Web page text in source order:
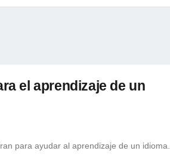
el aprendizaje de un
para ayudar al aprendizaje de un idioma.